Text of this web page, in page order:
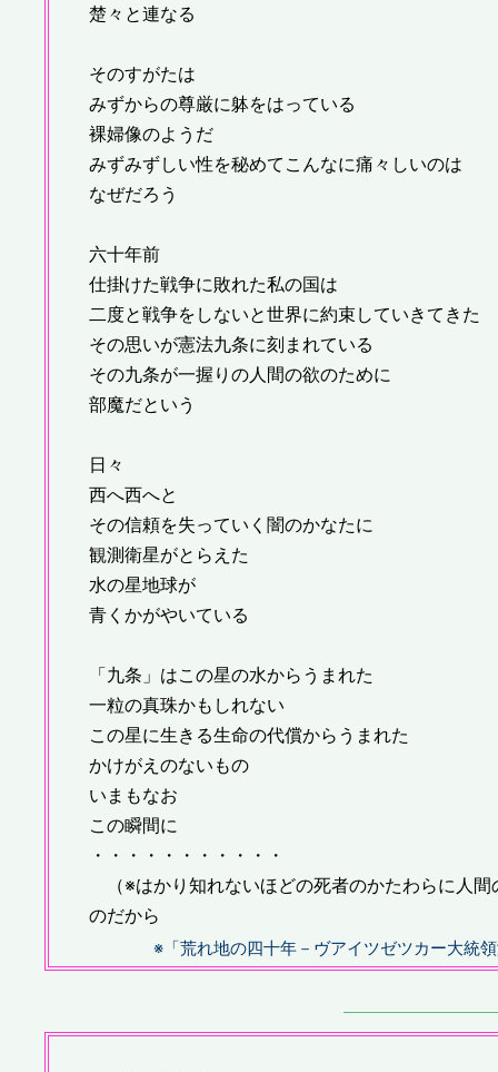
楚々と連なる
そのすがたは
みずからの尊厳に躰をはっている
裸婦像のようだ
みずみずしい性を秘めてこんなに痛々しいのは
なぜだろう
六十年前
仕掛けた戦争に敗れた私の国は
二度と戦争をしないと世界に約束していきてきた
その思いが憲法九条に刻まれている
その九条が一握りの人間の欲のために
部魔だという
日々
西へ西へと
その信頼を失っていく闇のかなたに
観測衛星がとらえた
水の星地球が
青くかがやいている
「九条」はこの星の水からうまれた
一粒の真珠かもしれない
この星に生きる生命の代償からうまれた
かけがえのないもの
いまもなお
この瞬間に
・・・・・・・・・・・
（※はかり知れないほどの死者のかたわらに人間
のだから
※「荒れ地の四十年－ヴアイツゼツカー大統領